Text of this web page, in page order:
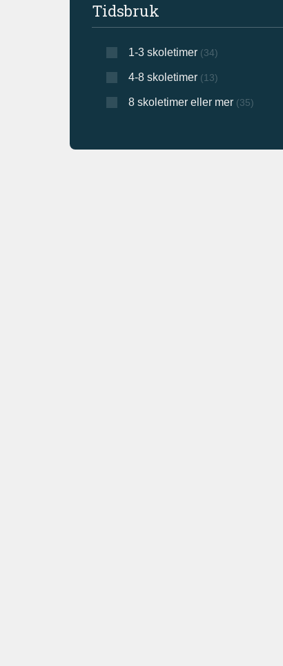
Tidsbruk
1-3 skoletimer(34)
4-8 skoletimer(13)
8 skoletimer eller mer(35)